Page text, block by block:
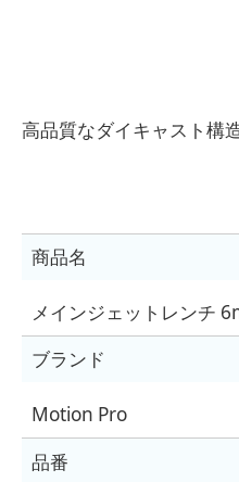
高品質なダイキャスト構
商品名
メインジェットレンチ
ブランド
Motion Pro
品番